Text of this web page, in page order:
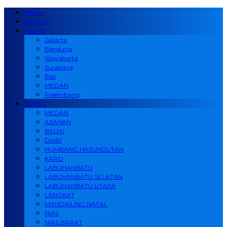
Home
Nasional
Daerah
Jakarta
Bandung
Yogyakarta
Surabaya
Bali
MEDAN
Palembang
SUMUT
MEDAN
ASAHAN
BINJAI
DAIRI
HUMBANG HASUNDUTAN
KARO
LABUHANBATU
LABUHANBATU SELATAN
LABUHANBATU UTARA
LANGKAT
MANDAILING NATAL
NIAS
NIAS BARAT